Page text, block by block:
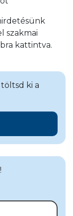
szakmai
kattintva.
ki a